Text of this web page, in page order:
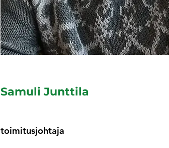
Samuli Junttila
toimitusjohtaja